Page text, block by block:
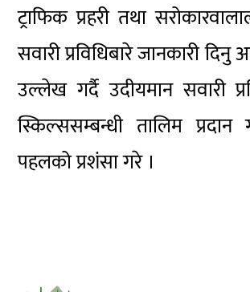
ट्राफिक प्रहरी तथा
सवारी प्रविधिबारे जानकारी
उल्लेख गर्दै उदीयमान सवारी
स्किल्ससम्बन्धी तालिम प्रदान
पहलको प्रशंसा गरे ।